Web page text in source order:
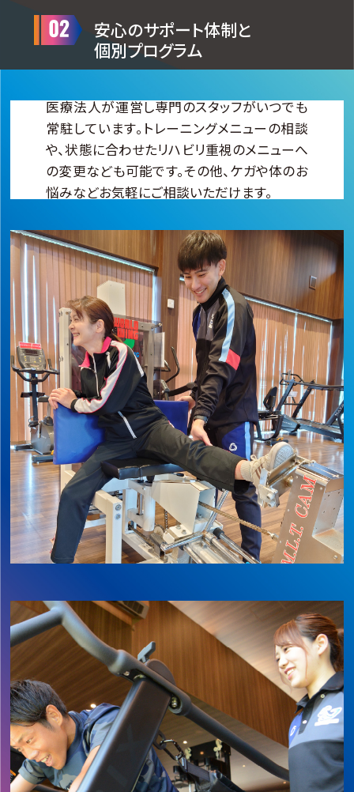
安心のサポート体制と
個別プログラム
医療法人が運営し専門のスタッフがいつでも
常駐しています。トレーニングメニューの相談
や、状態に合わせたリハビリ重視のメニューへ
の変更なども可能です。その他、ケガや体のお
悩みなどお気軽にご相談いただけます。